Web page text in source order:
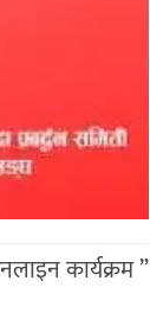
कार्यक्रम ”